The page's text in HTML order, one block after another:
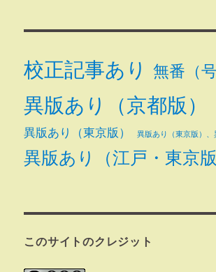
校正記事あり 無番（
異版あり（京都版）
異版あり（東京版） 異版あり（東京版）、
異版あり（江戸・東京版
このサイトのクレジット